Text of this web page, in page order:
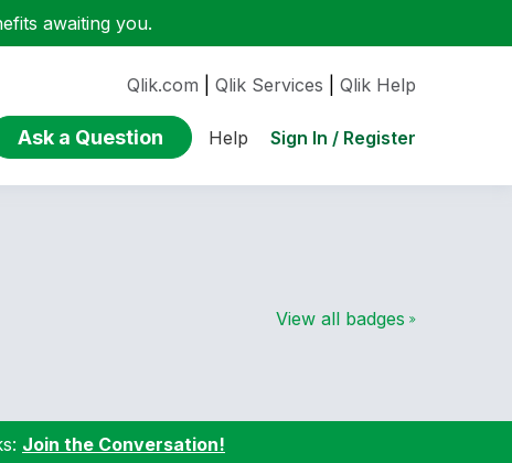
awaiting you.
Qlik.com Qlik Services Qlik Help
Ask a Question Help Sign In / Register
View all badges
Join the Conversation!